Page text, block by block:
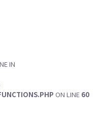
IN
ON LINE 60